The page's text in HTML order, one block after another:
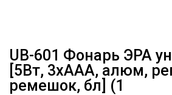
UB-601 Фонарь ЭРА
[5Вт, 3хААА, алюм,
ремешок, бл] (1